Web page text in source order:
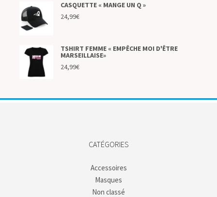
CASQUETTE « MANGE UN Q »
24,99€
TSHIRT FEMME « EMPÊCHE MOI D'ÊTRE
MARSEILLAISE»
24,99€
CATÉGORIES
Accessoires
Masques
Non classé